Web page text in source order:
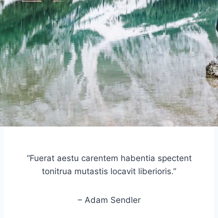
“Fuerat aestu carentem habentia spectent
tonitrua mutastis locavit liberioris.”
– Adam Sendler